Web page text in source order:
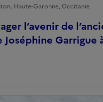
l’avenir de
Joséphine Garrigue
Haute-Garonne, Occitanie